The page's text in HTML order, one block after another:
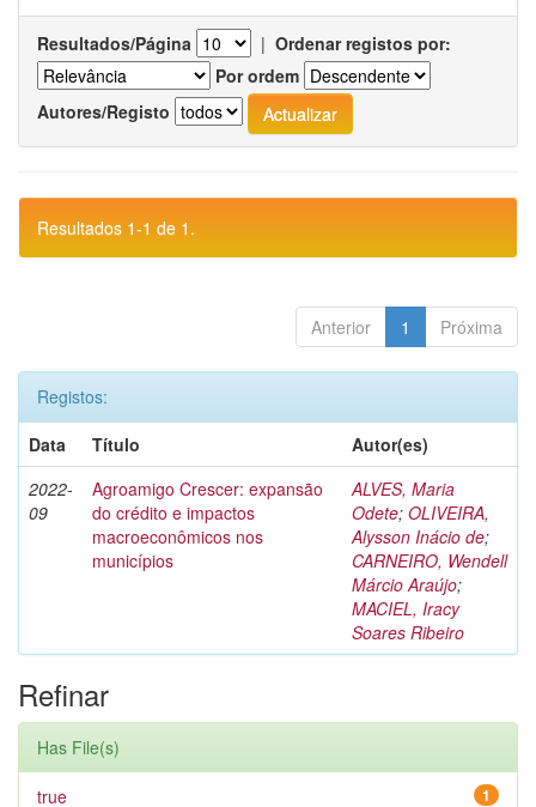
Resultados/Página | Ordenar registos por:
Por ordem
Autores/Registo
Resultados 1-1 de 1.
Anterior 1 Próxima
Registos:
Data
Título
Autor(es)
2022-
09
Agroamigo Crescer: expansão
do crédito e impactos
macroeconômicos nos
municípios
ALVES, Maria
Odete; OLIVEIRA,
Alysson Inácio de;
CARNEIRO, Wendell
Márcio Araújo;
MACIEL, Iracy
Soares Ribeiro
Refinar
Has File(s)
1
true